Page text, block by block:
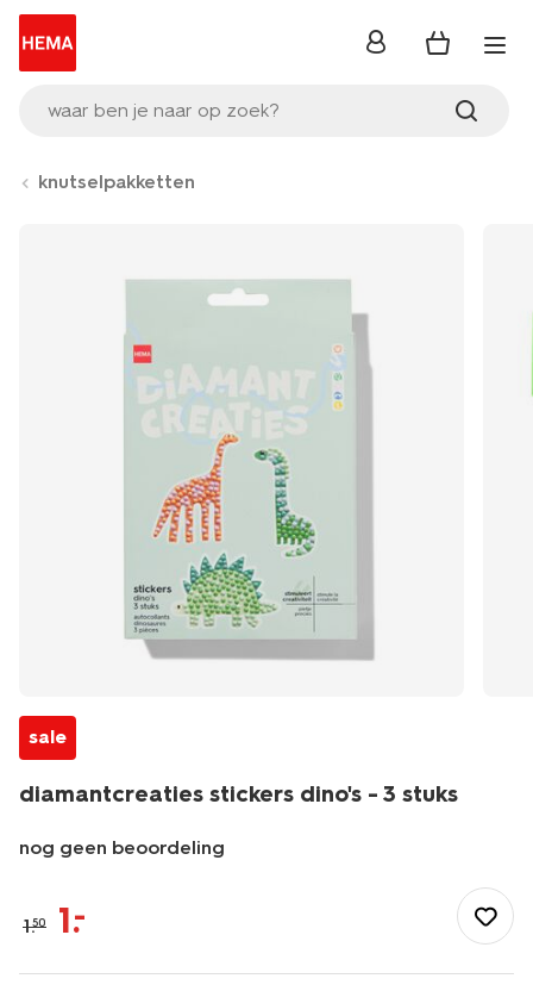
waar ben je naar op zoek?
inloggen
knutselpakketten
sale
diamantcreaties stickers dino's - 3 stuks
nog geen beoordeling
hobby/knutselen/knutselpakketten/diamantcreaties-
stickers-
-
1.50 1.–